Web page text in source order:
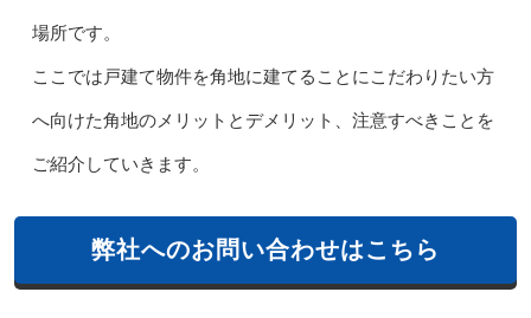
場所です。
ここでは戸建て物件を角地に建てることにこだわりたい方
へ向けた角地のメリットとデメリット、注意すべきことを
ご紹介していきます。
弊社へのお問い合わせはこちら